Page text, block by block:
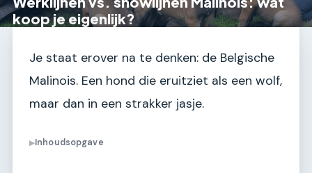
koop je eigenlijk?
Je staat erover na te denken: de Belgische
Malinois. Een hond die eruitziet als een wolf,
maar dan in een strakker jasje.
▶Inhoudsopgave